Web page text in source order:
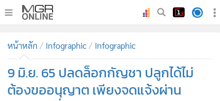
ทันเหตุการณ์
• ภาคใต้
ภูมิภาค
Online Section
หน้าหลัก Infographic Infographic
9 มิ.ย. 65 ปลดล็อกกัญชา ปลูกได้ไม่
ต้องขออนุญาต เพียงจดแจ้งผ่าน